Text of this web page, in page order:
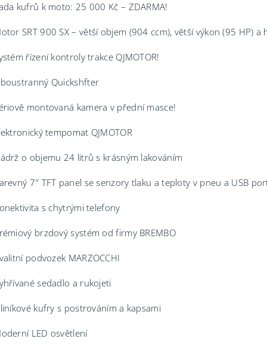
kufrů k moto: 25 000 Kč – ZDARMA!
SRT 900 SX – větší objem (904 ccm), větší výkon (95 HP)
řízení kontroly trakce QJMOTOR!
Quickshfter
montovaná kamera v přední masce!
tempomat QJMOTOR
o objemu 24 litrů s krásným lakováním
7″ TFT panel se senzory tlaku a teploty v pneu a USB
s chytrými telefony
brzdový systém od firmy BREMBO
podvozek MARZOCCHI
sedadlo a rukojeti
kufry s postrováním a kapsami
LED osvětlení